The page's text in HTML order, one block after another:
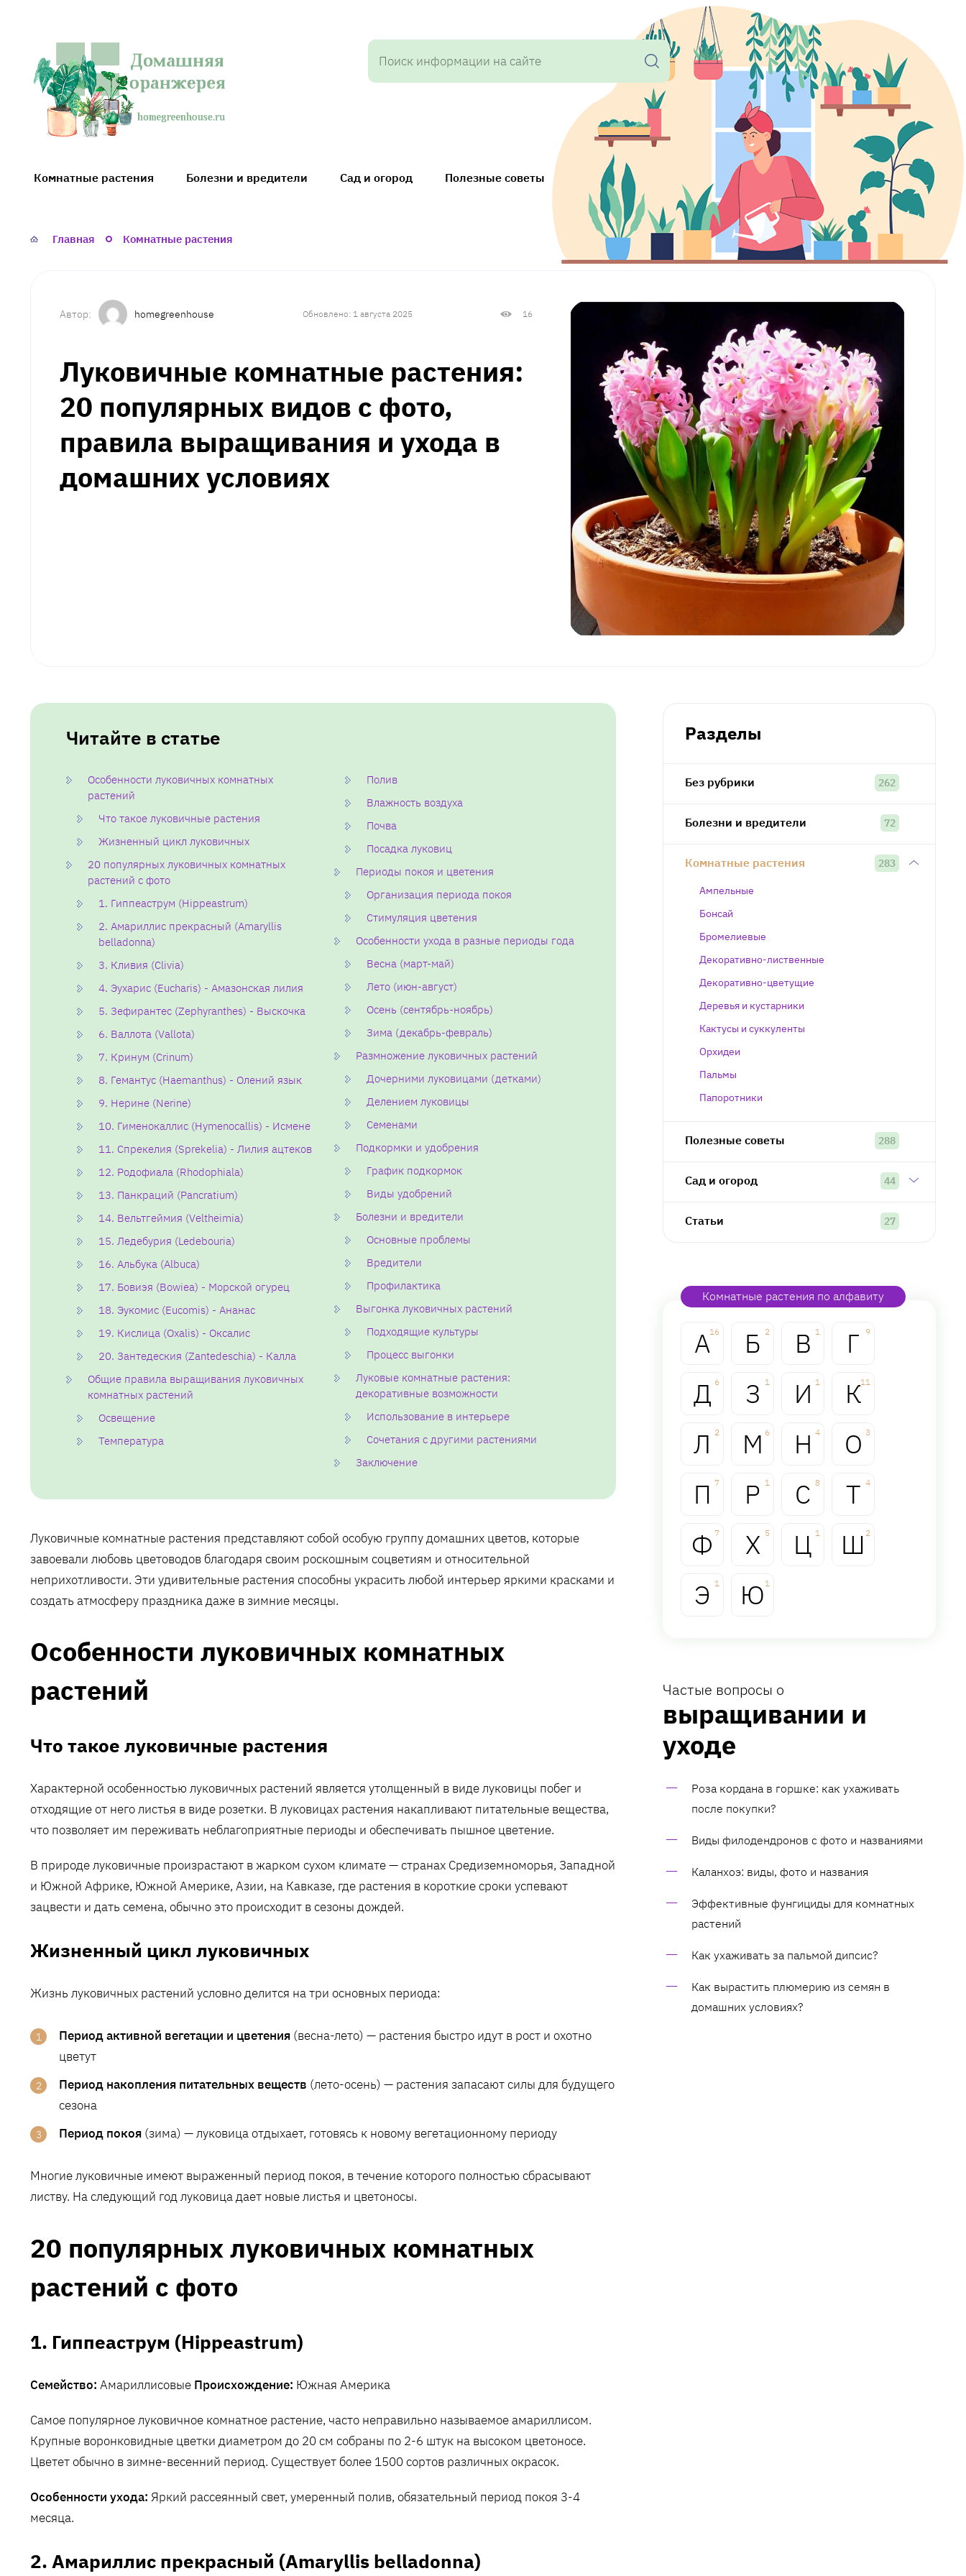
Домашняя
оранжерея
Комнатные растения Болезни и вредители Сад и огород Полезные советы
Главная Комнатные растения
homegreenhouse Обновлено: 1 августа 2025 16
Луковичные комнатные растения:
20 популярных видов с фото,
правила выращивания и ухода в
домашних условиях
Читайте в статье
Особенности луковичных комнатных
растений
Что такое луковичные растения
Жизненный цикл луковичных
20 популярных луковичных комнатных
растений с фото
1. Гиппеаструм (Hippeastrum)
2. Амариллис прекрасный (Amaryllis
belladonna)
3. Кливия (Clivia)
4. Эухарис (Eucharis) - Амазонская лилия
5. Зефирантес (Zephyranthes) - Выскочка
6. Валлота (Vallota)
7. Кринум (Crinum)
8. Гемантус (Haemanthus) - Олений язык
9. Нерине (Nerine)
10. Гименокаллис (Hymenocallis) - Исмене
11. Спрекелия (Sprekelia) - Лилия ацтеков
12. Родофиала (Rhodophiala)
13. Панкраций (Pancratium)
14. Вельтгеймия (Veltheimia)
15. Ледебурия (Ledebouria)
16. Альбука (Albuca)
17. Бовиэя (Bowiea) - Морской огурец
18. Эукомис (Eucomis) - Ананас
19. Кислица (Oxalis) - Оксалис
20. Зантедеския (Zantedeschia) - Калла
Общие правила выращивания луковичных
комнатных растений
Освещение
Температура
Полив
Влажность воздуха
Почва
Посадка луковиц
Периоды покоя и цветения
Организация периода покоя
Стимуляция цветения
Особенности ухода в разные периоды года
Весна (март-май)
Лето (июн-август)
Осень (сентябрь-ноябрь)
Зима (декабрь-февраль)
Размножение луковичных растений
Дочерними луковицами (детками)
Делением луковицы
Семенами
Подкормки и удобрения
График подкормок
Виды удобрений
Болезни и вредители
Основные проблемы
Вредители
Профилактика
Выгонка луковичных растений
Подходящие культуры
Процесс выгонки
Луковые комнатные растения:
декоративные возможности
Использование в интерьере
Сочетания с другими растениями
Заключение
Луковичные комнатные растения представляют собой особую группу домашних цветов, которые
завоевали любовь цветоводов благодаря своим роскошным соцветиям и относительной
неприхотливости. Эти удивительные растения способны украсить любой интерьер яркими красками и
создать атмосферу праздника даже в зимние месяцы.
Особенности луковичных комнатных
растений
Что такое луковичные растения
Характерной особенностью луковичных растений является утолщенный в виде луковицы побег и
отходящие от него листья в виде розетки. В луковицах растения накапливают питательные вещества,
что позволяет им переживать неблагоприятные периоды и обеспечивать пышное цветение.
В природе луковичные произрастают в жарком сухом климате — странах Средиземноморья, Западной
и Южной Африке, Южной Америке, Азии, на Кавказе, где растения в короткие сроки успевают
зацвести и дать семена, обычно это происходит в сезоны дождей.
Жизненный цикл луковичных
Жизнь луковичных растений условно делится на три основных периода:
Период активной вегетации и цветения (весна-лето) — растения быстро идут в рост и охотно
цветут
Период накопления питательных веществ (лето-осень) — растения запасают силы для будущего
сезона
Период покоя (зима) — луковица отдыхает, готовясь к новому вегетационному периоду
Многие луковичные имеют выраженный период покоя, в течение которого полностью сбрасывают
листву. На следующий год луковица дает новые листья и цветоносы.
20 популярных луковичных комнатных
растений с фото
1. Гиппеаструм (Hippeastrum)
Семейство: Амариллисовые Происхождение: Южная Америка
Самое популярное луковичное комнатное растение, часто неправильно называемое амариллисом.
Крупные воронковидные цветки диаметром до 20 см собраны по 2-6 штук на высоком цветоносе.
Цветет обычно в зимне-весенний период. Существует более 1500 сортов различных окрасок.
Особенности ухода: Яркий рассеянный свет, умеренный полив, обязательный период покоя 3-4
месяца.
2. Амариллис прекрасный (Amaryllis belladonna)
Разделы
Без рубрики 262
Болезни и вредители 72
Комнатные растения 283
Ампельные
Бонсай
Бромелиевые
Декоративно-лиственные
Декоративно-цветущие
Деревья и кустарники
Кактусы и суккуленты
Орхидеи
Пальмы
Папоротники
Полезные советы 288
Сад и огород 44
Статьи 27
Комнатные растения по алфавиту
А16 Б 2 В 1 Г 9
Д 6 З 1 И 1 К11
Л 2 М 6 Н 4 О 3
П 7 Р 1 С 8 Т 4
Ф 7 Х 5 Ц 1 Ш 2
Э 1 Ю 1
Частые вопросы о
выращивании и
уходе
Роза кордана в горшке: как ухаживать
после покупки?
Виды филодендронов с фото и названиями
Каланхоэ: виды, фото и названия
Эффективные фунгициды для комнатных
растений
Как ухаживать за пальмой дипсис?
Как вырастить плюмерию из семян в
домашних условиях?